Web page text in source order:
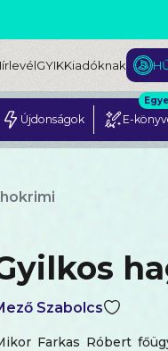
MEGJELENT! L.
GYIKKiadóknak
Újdonságok E-
Szabolcs
Farkas Róbert